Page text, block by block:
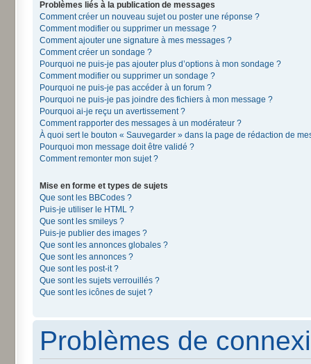
Problèmes liés à la publication de messages
Comment créer un nouveau sujet ou poster une réponse ?
Comment modifier ou supprimer un message ?
Comment ajouter une signature à mes messages ?
Comment créer un sondage ?
Pourquoi ne puis-je pas ajouter plus d’options à mon sondage ?
Comment modifier ou supprimer un sondage ?
Pourquoi ne puis-je pas accéder à un forum ?
Pourquoi ne puis-je pas joindre des fichiers à mon message ?
Pourquoi ai-je reçu un avertissement ?
Comment rapporter des messages à un modérateur ?
À quoi sert le bouton « Sauvegarder » dans la page de rédaction de
Pourquoi mon message doit être validé ?
Comment remonter mon sujet ?
Mise en forme et types de sujets
Que sont les BBCodes ?
Puis-je utiliser le HTML ?
Que sont les smileys ?
Puis-je publier des images ?
Que sont les annonces globales ?
Que sont les annonces ?
Que sont les post-it ?
Que sont les sujets verrouillés ?
Que sont les icônes de sujet ?
Problèmes de